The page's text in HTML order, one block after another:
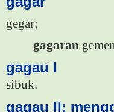
gegar;
gagaran
gagau I
sibuk.
gagau II;